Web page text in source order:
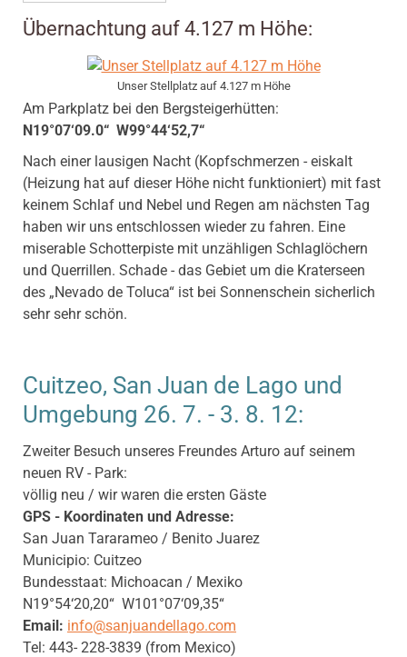
Übernachtung auf 4.127 m Höhe:
Unser Stellplatz auf 4.127 m Höhe
Am Parkplatz bei den Bergsteigerhütten:
N19°07‘09.0“ W99°44‘52,7“
Nach einer lausigen Nacht (Kopfschmerzen - eiskalt
(Heizung hat auf dieser Höhe nicht funktioniert) mit fast
keinem Schlaf und Nebel und Regen am nächsten Tag
haben wir uns entschlossen wieder zu fahren. Eine
miserable Schotterpiste mit unzähligen Schlaglöchern
und Querrillen. Schade - das Gebiet um die Kraterseen
des „Nevado de Toluca“ ist bei Sonnenschein sicherlich
sehr sehr schön.
Cuitzeo, San Juan de Lago und
Umgebung 26. 7. - 3. 8. 12:
Zweiter Besuch unseres Freundes Arturo auf seinem
neuen RV - Park:
völlig neu / wir waren die ersten Gäste
GPS - Koordinaten und Adresse:
San Juan Tararameo / Benito Juarez
Municipio: Cuitzeo
Bundesstaat: Michoacan / Mexiko
N19°54‘20,20“ W101°07‘09,35“
Email: info@sanjuandellago.com
Tel: 443- 228-3839 (from Mexico)